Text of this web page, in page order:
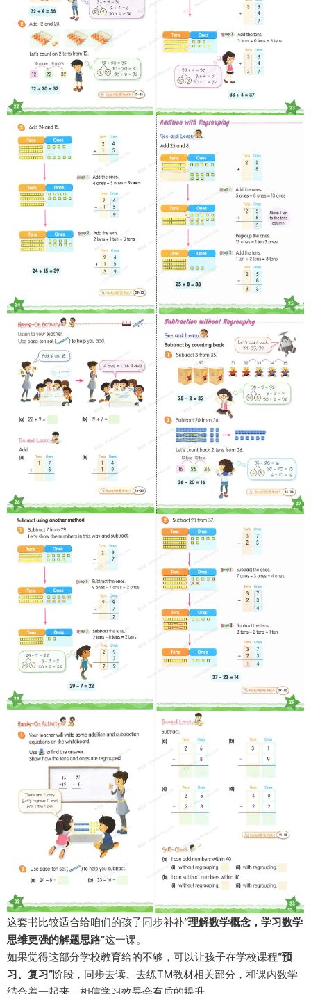
这套书比较适合给咱们的孩子同步补补“理解数学概念，学习数学
思维更强的解题思路”这一课。
如果觉得这部分学校教育给的不够，可以让孩子在学校课程“预
习、复习”阶段，同步去读、去练TM教材相关部分，和课内数学